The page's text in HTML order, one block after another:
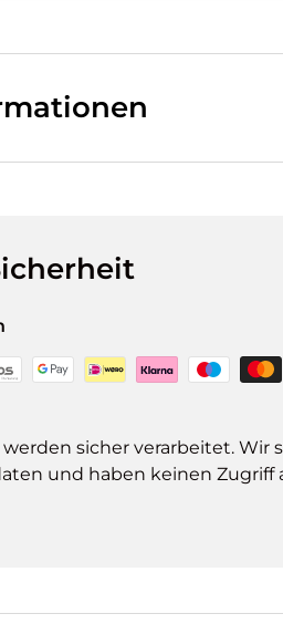
sicher verarbeitet. Wir
und haben keinen Zugriff